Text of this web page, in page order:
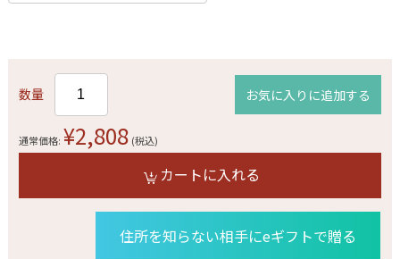
数量 お気に入りに追加する
通常価格: ¥2,808 (税込)
カートに入れる
住所を知らない相手にeギフトで贈る